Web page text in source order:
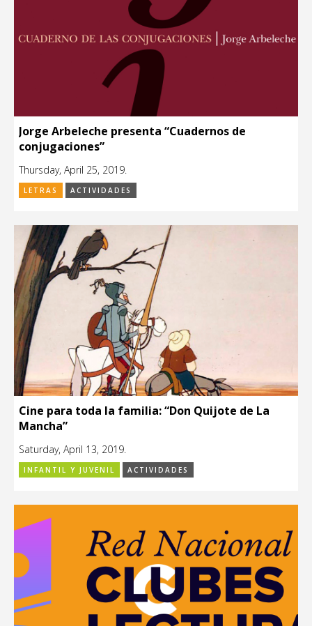
Jorge Arbeleche presenta “Cuadernos de
conjugaciones”
Thursday, April 25, 2019.
LETRAS ACTIVIDADES
Cine para toda la familia: “Don Quijote de La
Mancha”
Saturday, April 13, 2019.
INFANTIL Y JUVENIL ACTIVIDADES